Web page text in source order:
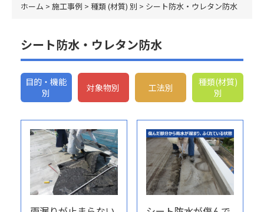
ホーム > 施工事例 > 種類 (材質) 別 > シート防水・ウレタン防水
シート防水・ウレタン防水
目的・機能
別
対象物別 工法別
種類(材質)
別